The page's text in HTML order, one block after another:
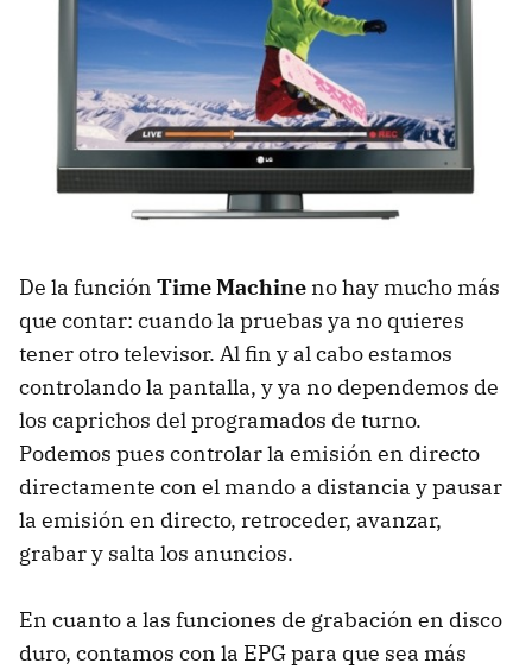
De la función Time Machine no hay mucho más
que contar: cuando la pruebas ya no quieres
tener otro televisor. Al fin y al cabo estamos
controlando la pantalla, y ya no dependemos de
los caprichos del programados de turno.
Podemos pues controlar la emisión en directo
directamente con el mando a distancia y pausar
la emisión en directo, retroceder, avanzar,
grabar y salta los anuncios.
En cuanto a las funciones de grabación en disco
duro, contamos con la EPG para que sea más